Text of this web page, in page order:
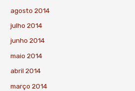
agosto 2014
julho 2014
junho 2014
maio 2014
abril 2014
março 2014